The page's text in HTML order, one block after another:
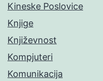
Kineske Poslovice
Knjige
Književnost
Kompjuteri
Komunikacija